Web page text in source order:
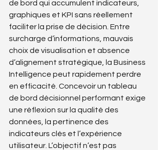
de bord qui accumulent indicateurs,
graphiques et KPI sans réellement
faciliter la prise de décision. Entre
surcharge d’informations, mauvais
choix de visualisation et absence
d’alignement stratégique, la Business
Intelligence peut rapidement perdre
en efficacité. Concevoir un tableau
de bord décisionnel performant exige
une réflexion sur la qualité des
données, la pertinence des
indicateurs clés et l’expérience
utilisateur. L’objectif n’est pas